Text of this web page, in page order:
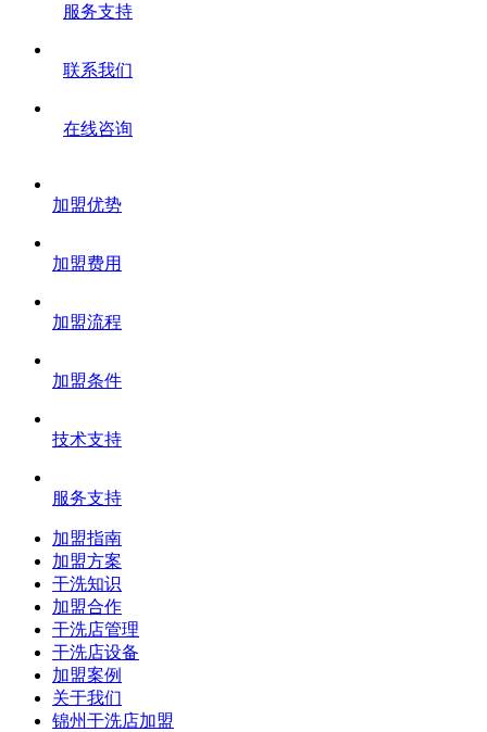
服务支持
联系我们
在线咨询
加盟优势
加盟费用
加盟流程
加盟条件
技术支持
服务支持
加盟指南
加盟方案
干洗知识
加盟合作
干洗店管理
干洗店设备
加盟案例
关于我们
锦州干洗店加盟